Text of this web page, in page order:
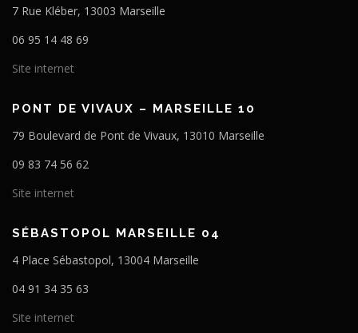
7 Rue Kléber, 13003 Marseille
06 95 14 48 69
Site internet
PONT DE VIVAUX – MARSEILLE 10
79 Boulevard de Pont de Vivaux, 13010 Marseille
09 83 74 56 62
Site internet
SÉBASTOPOL MARSEILLE 04
4 Place Sébastopol, 13004 Marseille
04 91 34 35 63
Site internet